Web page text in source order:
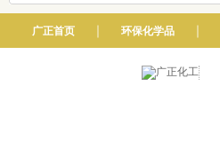
广正首页 ｜ 环保化学品 ｜